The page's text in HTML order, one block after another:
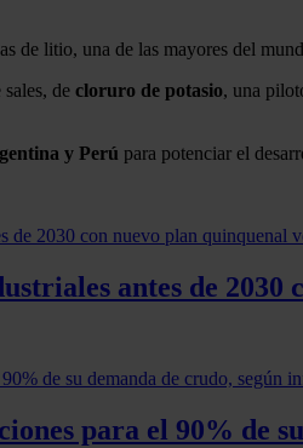
de litio, una de las mayores del
de cloruro de potasio, una
y Perú para potenciar el
antes de
para el 90% de